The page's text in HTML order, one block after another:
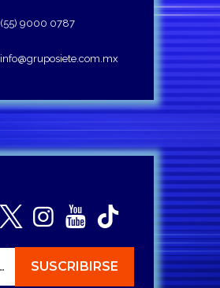
(55) 9000 0787
info@gruposiete.com.mx